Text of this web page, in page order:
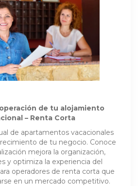
de tu alojamiento
– Renta Corta
de apartamentos vacacionales
de tu negocio. Conoce
mejora la organización,
y optimiza la experiencia del
operadores de renta corta que
en un mercado competitivo.